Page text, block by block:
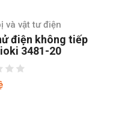
và vật tư điện
điện không tiếp
3481-20